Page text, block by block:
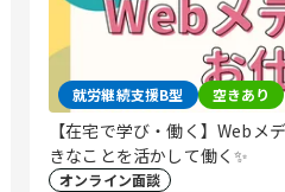
就労継続支援B型 空きあり
【在宅で学び・働く】Webメ
きなことを活かして働く✨
オンライン面談